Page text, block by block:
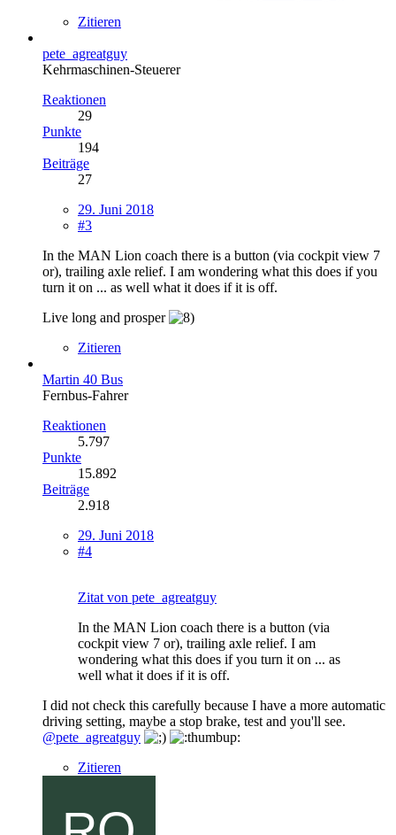
Zitieren
pete_agreatguy
Kehrmaschinen-Steuerer
Reaktionen
29
Punkte
194
Beiträge
27
29. Juni 2018
#3
In the MAN Lion coach there is a button (via cockpit view 7
or), trailing axle relief. I am wondering what this does if you
turn it on ... as well what it does if it is off.
Live long and prosper
Zitieren
Martin 40 Bus
Fernbus-Fahrer
Reaktionen
5.797
Punkte
15.892
Beiträge
2.918
29. Juni 2018
#4
Zitat von pete_agreatguy
In the MAN Lion coach there is a button (via
cockpit view 7 or), trailing axle relief. I am
wondering what this does if you turn it on ... as
well what it does if it is off.
I did not check this carefully because I have a more automatic
driving setting, maybe a stop brake, test and you'll see.
@pete_agreatguy
Zitieren